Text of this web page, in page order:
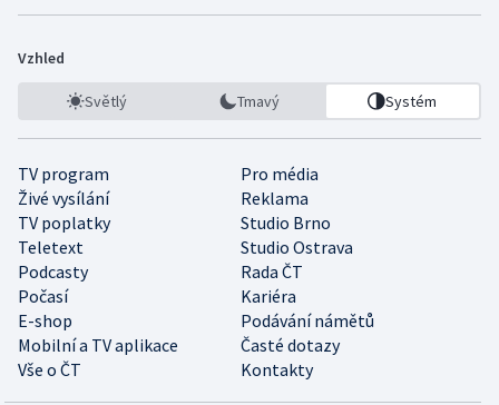
Vzhled
Světlý Tmavý Systém
TV program
Pro média
Živé vysílání
Reklama
TV poplatky
Studio Brno
Teletext
Studio Ostrava
Podcasty
Rada ČT
Počasí
Kariéra
E-shop
Podávání námětů
Mobilní a TV aplikace
Časté dotazy
Vše o ČT
Kontakty